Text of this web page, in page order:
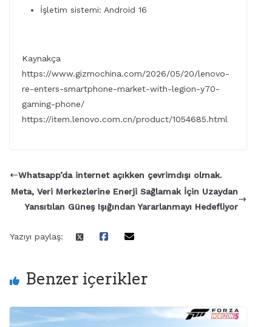
İşletim sistemi: Android 16
Kaynakça
https://www.gizmochina.com/2026/05/20/lenovo-
re-enters-smartphone-market-with-legion-y70-
gaming-phone/
https://item.lenovo.com.cn/product/1054685.html
Whatsapp’da internet açıkken çevrimdışı olmak.
Meta, Veri Merkezlerine Enerji Sağlamak İçin Uzaydan
Yansıtılan Güneş Işığından Yararlanmayı Hedefliyor
Yazıyı paylaş:
Benzer içerikler